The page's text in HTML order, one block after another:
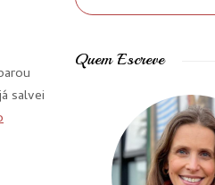
salvei
Quem Escreve